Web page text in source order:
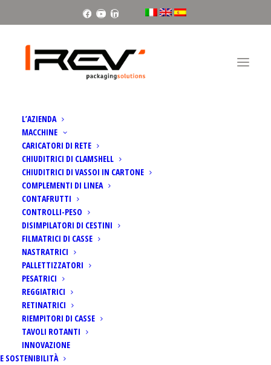
Facebook
YoutubeLinkedin
L’AZIENDA
MACCHINE
CARICATORI DI RETE
CHIUDITRICI DI CLAMSHELL
CHIUDITRICI DI VASSOI IN CARTONE
COMPLEMENTI DI LINEA
CONTAFRUTTI
CONTROLLI-PESO
DISIMPILATORI DI CESTINI
FILMATRICI DI CASSE
NASTRATRICI
PALLETTIZZATORI
PESATRICI
REGGIATRICI
RETINATRICI
RIEMPITORI DI CASSE
TAVOLI ROTANTI
INNOVAZIONE
E SOSTENIBILITÀ
FRUIT LOGISTICA 2023
Home